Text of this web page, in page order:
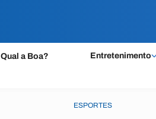
Qual a Boa? Entretenimento
ESPORTES